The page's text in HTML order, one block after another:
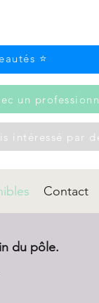
⭐
un
intéressé par
Contact
du pôle.